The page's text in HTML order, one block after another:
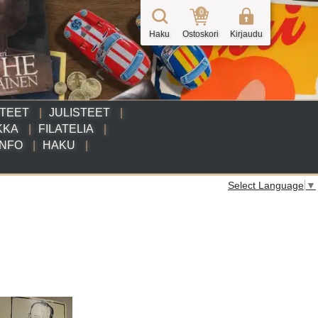
JULISTEET
FILATELIA
HAKU
Haku
0
Ostoskori Kirjaudu
Select Language ▼